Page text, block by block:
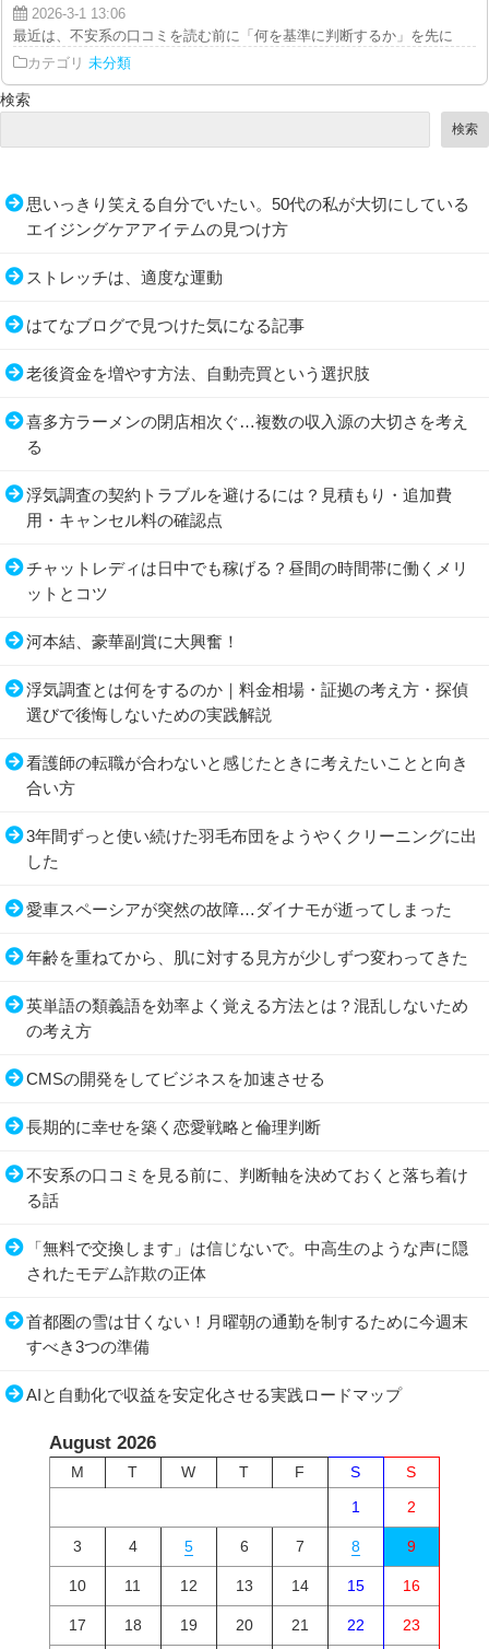
2026-3-1 13:06
最近は、不安系の口コミを読む前に「何を基準に判断するか」を先に決め
カテゴリ 未分類
検索
検索
思いっきり笑える自分でいたい。50代の私が大切にしている
エイジングケアアイテムの見つけ方
ストレッチは、適度な運動
はてなブログで見つけた気になる記事
老後資金を増やす方法、自動売買という選択肢
喜多方ラーメンの閉店相次ぐ…複数の収入源の大切さを考え
る
浮気調査の契約トラブルを避けるには？見積もり・追加費
用・キャンセル料の確認点
チャットレディは日中でも稼げる？昼間の時間帯に働くメリ
ットとコツ
河本結、豪華副賞に大興奮！
浮気調査とは何をするのか｜料金相場・証拠の考え方・探偵
選びで後悔しないための実践解説
看護師の転職が合わないと感じたときに考えたいことと向き
合い方
3年間ずっと使い続けた羽毛布団をようやくクリーニングに出
した
愛車スペーシアが突然の故障…ダイナモが逝ってしまった
年齢を重ねてから、肌に対する見方が少しずつ変わってきた
英単語の類義語を効率よく覚える方法とは？混乱しないため
の考え方
CMSの開発をしてビジネスを加速させる
長期的に幸せを築く恋愛戦略と倫理判断
不安系の口コミを見る前に、判断軸を決めておくと落ち着け
る話
「無料で交換します」は信じないで。中高生のような声に隠
されたモデム詐欺の正体
首都圏の雪は甘くない！月曜朝の通勤を制するために今週末
すべき3つの準備
AIと自動化で収益を安定化させる実践ロードマップ
August 2026
M T W T F S
S
1
2
3 4 5 6 7 8 9
10 11 12 13 14 15 16
17 18 19 20 21 22 23